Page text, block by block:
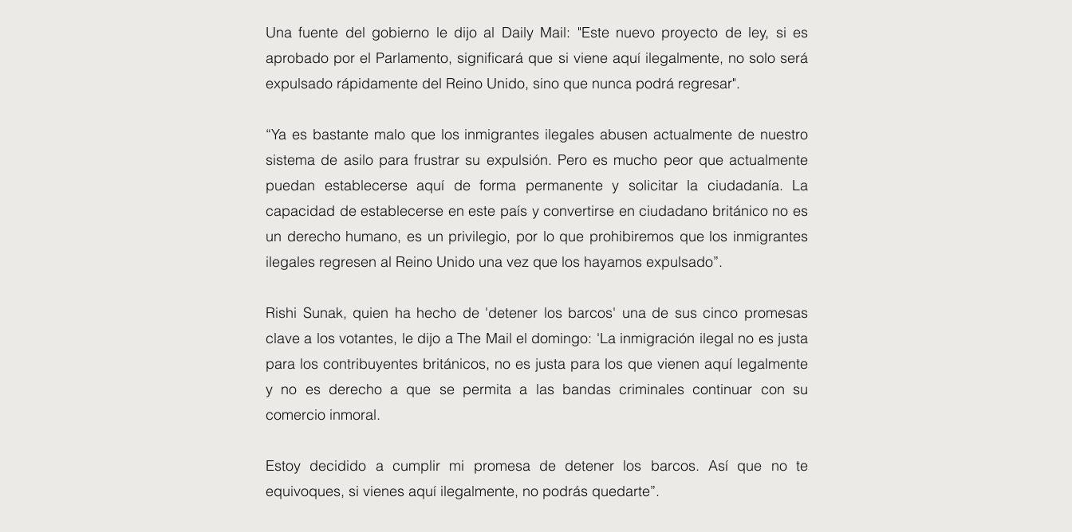
Una fuente del gobierno le dijo al Daily Mail: "Este nuevo proyecto de ley, si es
aprobado por el Parlamento, significará que si viene aquí ilegalmente, no solo será
expulsado rápidamente del Reino Unido, sino que nunca podrá regresar".
“Ya es bastante malo que los inmigrantes ilegales abusen actualmente de nuestro
sistema de asilo para frustrar su expulsión. Pero es mucho peor que actualmente
puedan establecerse aquí de forma permanente y solicitar la ciudadanía. La
capacidad de establecerse en este país y convertirse en ciudadano británico no es
un derecho humano, es un privilegio, por lo que prohibiremos que los inmigrantes
ilegales regresen al Reino Unido una vez que los hayamos expulsado”.
Rishi Sunak, quien ha hecho de 'detener los barcos' una de sus cinco promesas
clave a los votantes, le dijo a The Mail el domingo: 'La inmigración ilegal no es justa
para los contribuyentes británicos, no es justa para los que vienen aquí legalmente
y no es derecho a que se permita a las bandas criminales continuar con su
comercio inmoral.
Estoy decidido a cumplir mi promesa de detener los barcos. Así que no te
equivoques, si vienes aquí ilegalmente, no podrás quedarte”.